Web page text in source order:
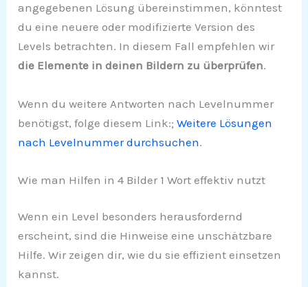
angegebenen Lösung übereinstimmen, könntest
du eine neuere oder modifizierte Version des
Levels betrachten. In diesem Fall empfehlen wir
die Elemente in deinen Bildern zu überprüfen.
Wenn du weitere Antworten nach Levelnummer
benötigst, folge diesem Link:;Weitere Lösungen
nach Levelnummer durchsuchen.
Wie man Hilfen in 4 Bilder 1 Wort effektiv nutzt
Wenn ein Level besonders herausfordernd
erscheint, sind die Hinweise eine unschätzbare
Hilfe. Wir zeigen dir, wie du sie effizient einsetzen
kannst.